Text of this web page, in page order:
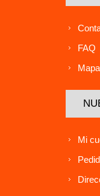
FAQ
Mi